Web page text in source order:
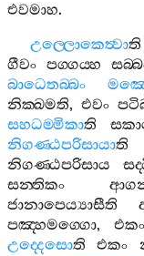
එවමාහ.
උල‍්ලොකෙත්‍වාති
ගීවං පග‍්ගය‍්හ
බාධෙතබ‍්බං
නික‍්ඛමති, එවං
සහධම‍්මිකාති
නිගණ‍්ඨපරිසායාති
නිගණ‍්ඨපරිසාය
සන‍්තිකං
ජානාපෙය්‍යාසීති
පඤ‍්හමග‍්ගො,එකං
උද‍්දෙසොති එකං